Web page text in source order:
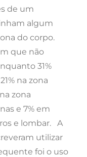
de um
algum
do corpo.
que não
31%
na zona
zona
e 7% em
e lombar. A
utilizar
foi o uso